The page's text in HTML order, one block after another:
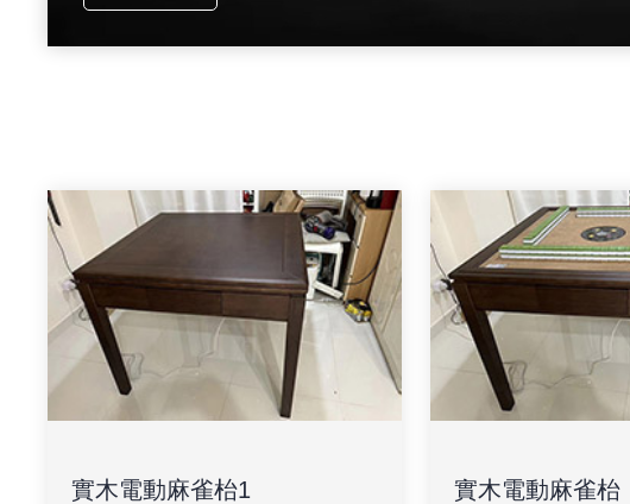
實木電動麻雀枱1 實木電動麻雀枱